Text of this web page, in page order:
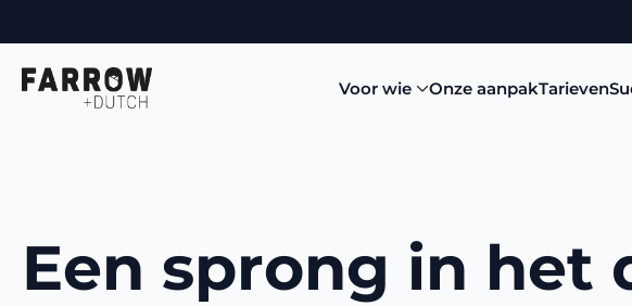
Voor wie Onze aanpakTarieven
Een sprong in het